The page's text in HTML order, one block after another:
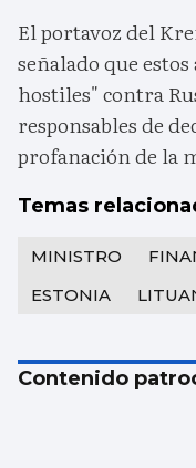
El portavoz del
señalado que
hostiles" contra
responsables de
profanación de la
Temas
MINISTRO
ESTONIA
Contenido